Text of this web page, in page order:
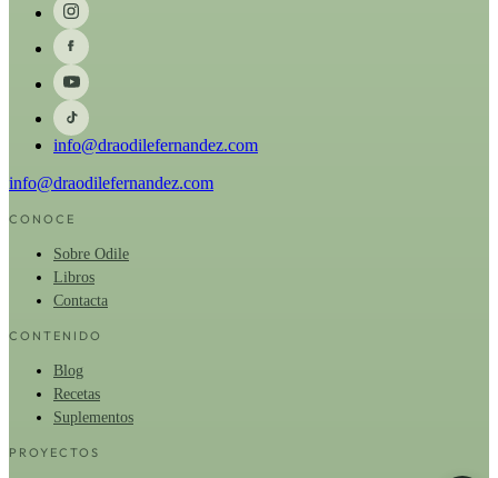
info@draodilefernandez.com
info@draodilefernandez.com
CONOCE
Sobre Odile
Libros
Contacta
CONTENIDO
Blog
Recetas
Suplementos
PROYECTOS